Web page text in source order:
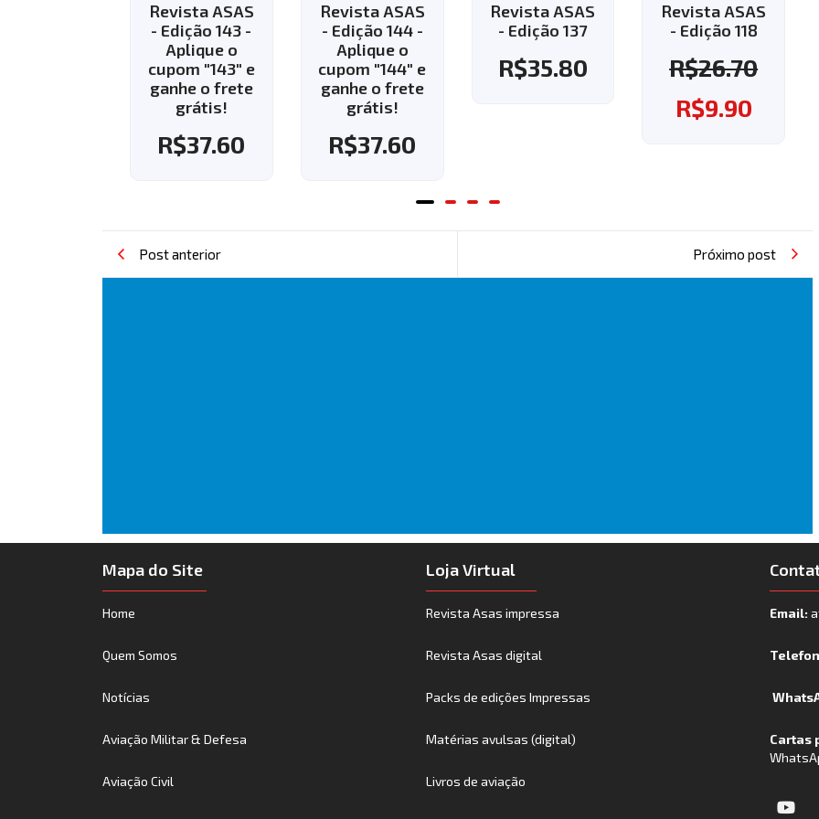
Revista ASAS
- Edição 143 -
Aplique o
cupom "143" e
ganhe o frete
grátis!
37.60
Revista ASAS
- Edição 144 -
Aplique o
cupom "144" e
ganhe o frete
grátis!
37.60
Revista ASAS
- Edição 137
35.80
Revista ASAS
- Edição 118
R$26.70
9.90
Post anterior Próximo post
Mapa do Site
Home
Quem Somos
Notícias
Aviação Militar & Defesa
Aviação Civil
Loja Virtual
Revista Asas impressa
Revista Asas digital
Packs de edições Impressas
Matérias avulsas (digital)
Livros de aviação
Email:
Cartas